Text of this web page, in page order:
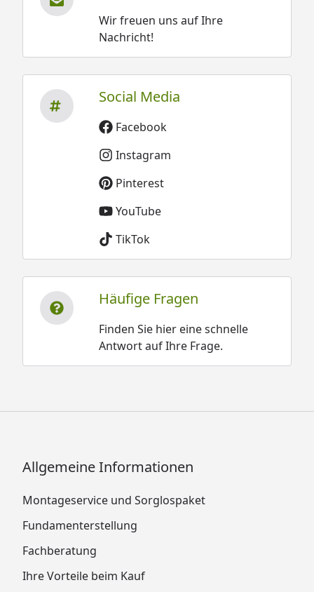
Wir freuen uns auf Ihre
Nachricht!
Social Media
Facebook
Instagram
Pinterest
YouTube
TikTok
Häufige Fragen
Finden Sie hier eine schnelle
Antwort auf Ihre Frage.
Allgemeine Informationen
Montageservice und Sorglospaket
Fundamenterstellung
Fachberatung
Ihre Vorteile beim Kauf